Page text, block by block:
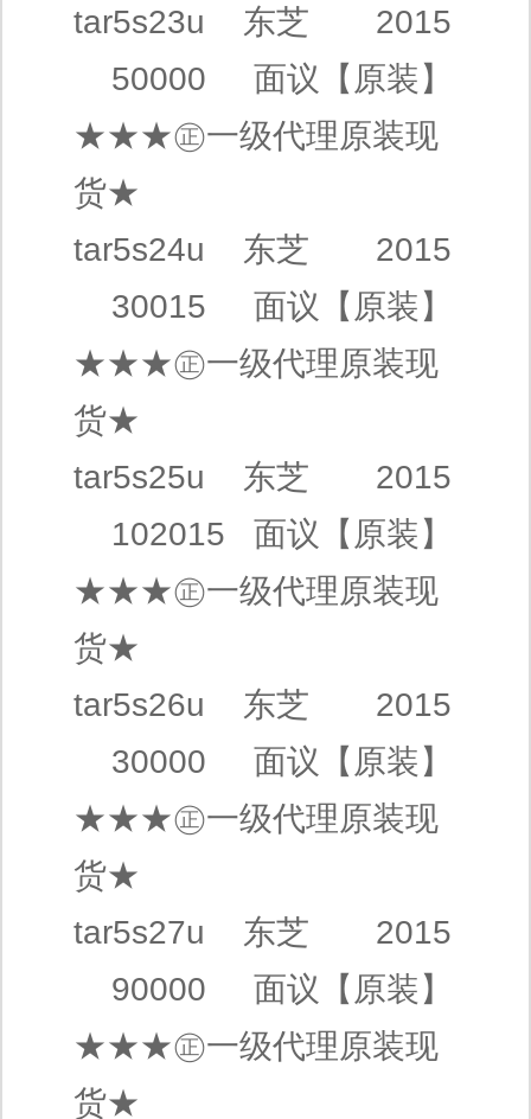
tar5s23u 东芝 2015
50000 面议 【原装】
★★★㊣一级代理原装现
货★
tar5s24u 东芝 2015
30015 面议 【原装】
★★★㊣一级代理原装现
货★
tar5s25u 东芝 2015
102015 面议 【原装】
★★★㊣一级代理原装现
货★
tar5s26u 东芝 2015
30000 面议 【原装】
★★★㊣一级代理原装现
货★
tar5s27u 东芝 2015
90000 面议 【原装】
★★★㊣一级代理原装现
货★